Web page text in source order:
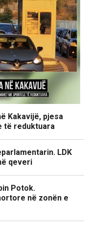
Kakavijë, pjesa
të reduktuara
LDK
qeveri
Potok.
në zonën e